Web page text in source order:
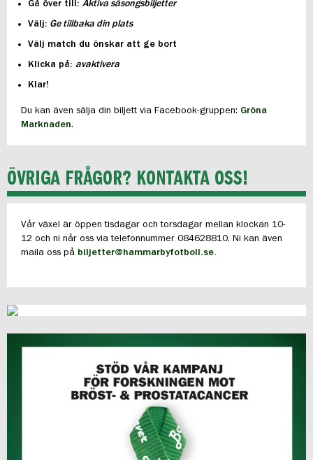
Gå över till: Aktiva säsongsbiljetter
Välj: Ge tillbaka din plats
Välj match du önskar att ge bort
Klicka på: avaktivera
Klar!
Du kan även sälja din biljett via Facebook-gruppen: Gröna
Marknaden.
ÖVRIGA FRÅGOR? KONTAKTA OSS!
Vår växel är öppen tisdagar och torsdagar mellan klockan 10-
12 och ni når oss via telefonnummer 084628810. Ni kan även
maila oss på biljetter@hammarbyfotboll.se.